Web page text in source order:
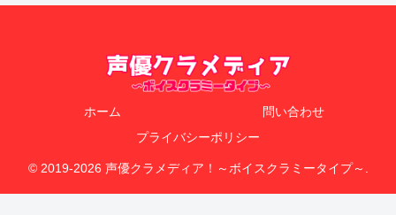
ホーム
問い合わせ
プライバシーポリシー
© 2019-2026 声優クラメディア！～ボイスクラミータイプ～.